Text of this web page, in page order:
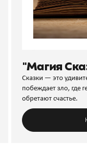
"Магия
Сказки — это
побеждает зло, где
обретают счастье.